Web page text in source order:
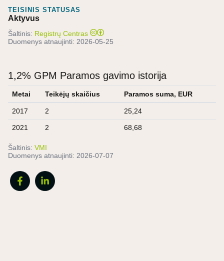
TEISINIS STATUSAS
Aktyvus
Šaltinis: Registrų Centras
Duomenys atnaujinti: 2026-05-25
1,2% GPM Paramos gavimo istorija
Metai Teikėjų skaičius Paramos suma, EUR
2017 2 25,24
2021 2 68,68
Šaltinis: VMI
Duomenys atnaujinti: 2026-07-07